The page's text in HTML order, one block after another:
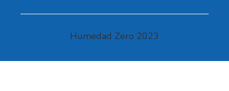
Humedad Zero 2023